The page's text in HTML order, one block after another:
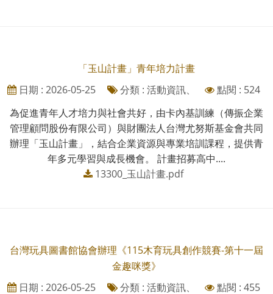
「玉山計畫」青年培力計畫
日期 : 2026-05-25
分類 : 活動資訊、
點閱 : 524
為促進青年人才培力與社會共好，由卡內基訓練（傳振企業
管理顧問股份有限公司）與財團法人台灣尤努斯基金會共同
辦理「玉山計畫」，結合企業資源與專業培訓課程，提供青
年多元學習與成長機會。 計畫招募高中....
13300_玉山計畫.pdf
台灣玩具圖書館協會辦理《115木育玩具創作競賽-第十一屆
金趣咪獎》
日期 : 2026-05-25
分類 : 活動資訊、 點閱 : 455